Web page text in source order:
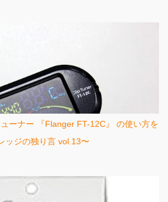
ーナー 『Flanger FT-12C』 の使い方を
ッジの独り言 vol.13〜